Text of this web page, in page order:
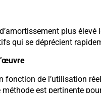
plus
qui se déprécient
fonction de l’utilisation
est pertinente